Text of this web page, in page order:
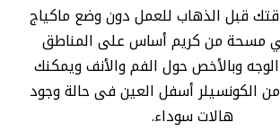
قبل الذهاب للعمل دون وضع ماكياج
مسحة من كريم أساس على المناطق
وبالأخص حول الفم والأنف ويمكنك
الكونسيلر أسفل العين فى حالة وجود
هالات سوداء.